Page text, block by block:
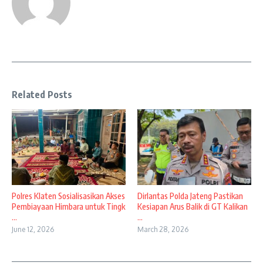
Related Posts
Polres Klaten Sosialisasikan Akses
Pembiayaan Himbara untuk Tingk
...
June 12, 2026
Dirlantas Polda Jateng Pastikan
Kesiapan Arus Balik di GT Kalikan
...
March 28, 2026